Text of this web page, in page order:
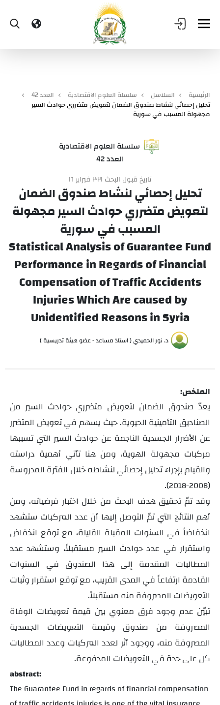
الرئيسية السلاسل سلسلة العلوم الاقتصادية
العدد 42
تحليل إحصائي لنشاط صندوق الضمان لتعویض متضرري حوادث السیر
مجهولة المسبب في سورية
سلسلة العلوم الاقتصادية
العدد 42
تاريخ قبول البحث ٢٠٢١ فبراير ١٦
تحليل إحصائي لنشاط صندوق الضمان
لتعویض متضرري حوادث السیر مجهولة
المسبب في سورية
Statistical Analysis of Guarantee Fund
Performance in Regards of Financial
Compensation of Traffic Accidents
Injuries Which Are caused by
Unidentified Reasons in Syria
د. نور الحميدي ( أستاذ مساعد - عضو هيئة تدريسية )
الملخص:
يعدّ صندوق الضمان لتعويض متضرري حوادث السير من
الصناديق التأمينية الحيوية. حيث يسهم في تعويض المتضرر
عن الأضرار الجسدية الناجمة عن حوادث السير التي تسببها
مركبات مجهولة الهوية، ومن هنا تأتي أهمية دراسته
والقيام بإجراء تحليل إحصائي لنشاطه خلال الفترة المدروسة
(
2008
-
2018
).
وقد تمّ تحقيق هدف البحث من خلال اختبار فرضياته، ومن
أهم النتائج التيتمّ التوصل إليها أن عدد المركبات ستشهد
انخفاضاً في السنوات المقبلة القليلة، مع توقع انخفاض
واستقرار في عدد حوادث السير مستقبلاً، وستشهد عدد
المطالبات المقدمة إلى هذا الصندوق في السنوات
القادمة ارتفاعاً في المدى القريب،مع توقع استقرار وثبات
التعويضات المصروفة منه مستقبلاً.
تبيّن عدم وجود فرق معنوي بين قيمة تعويضات الوفاة
المصروفة من صندوق وقيمة التعويضات الجسدية
المصروفة منه، ووجود أثر لعدد المركبات وعدد المطالبات
كل على حدة في التعويضات المدفوعة.
abstract:
The Guarantee Fund in regards of financial compensation